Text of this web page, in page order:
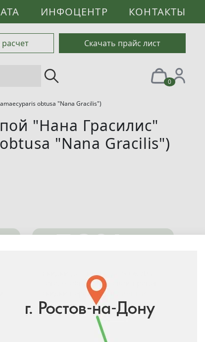
ИНФОЦЕНТР КОНТАКТЫ
Скачать прайс лист
0
obtusa "Nana Gracilis")
"Нана Грасилис"
"Nana Gracilis")
-50%
Скидки достигают до 50%. Для
того, чтобы узнать свой процент
скидки перейдите в
кабинет